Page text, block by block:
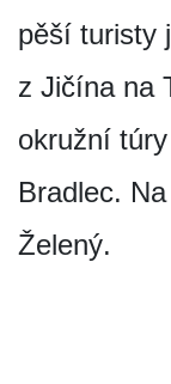
pěší turisty
z Jičína na
okružní
Bradlec.
Želený.